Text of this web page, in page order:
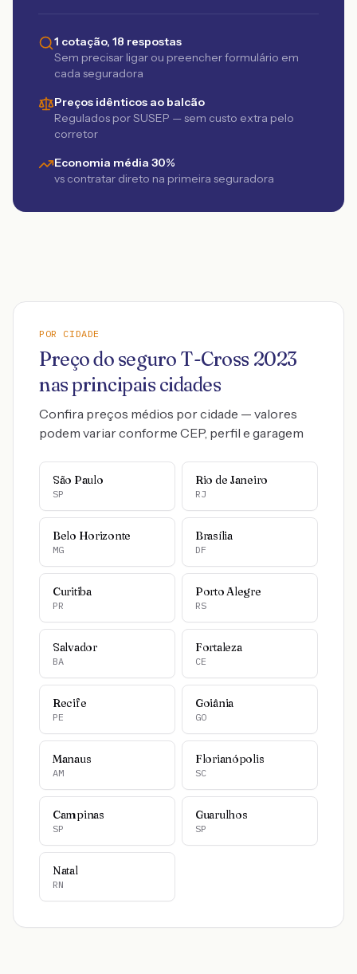
1 cotação, 18 respostas
Sem precisar ligar ou preencher formulário em
cada seguradora
Preços idênticos ao balcão
Regulados por SUSEP — sem custo extra pelo
corretor
Economia média 30%
vs contratar direto na primeira seguradora
POR CIDADE
Preço do seguro T-Cross 2023
nas principais cidades
Confira preços médios por cidade — valores
podem variar conforme CEP, perfil e garagem
São Paulo
SP
Rio de Janeiro
RJ
Belo Horizonte
MG
Brasília
DF
Curitiba
PR
Porto Alegre
RS
Salvador
BA
Fortaleza
CE
Recife
PE
Goiânia
GO
Manaus
AM
Florianópolis
SC
Campinas
SP
Guarulhos
SP
Natal
RN